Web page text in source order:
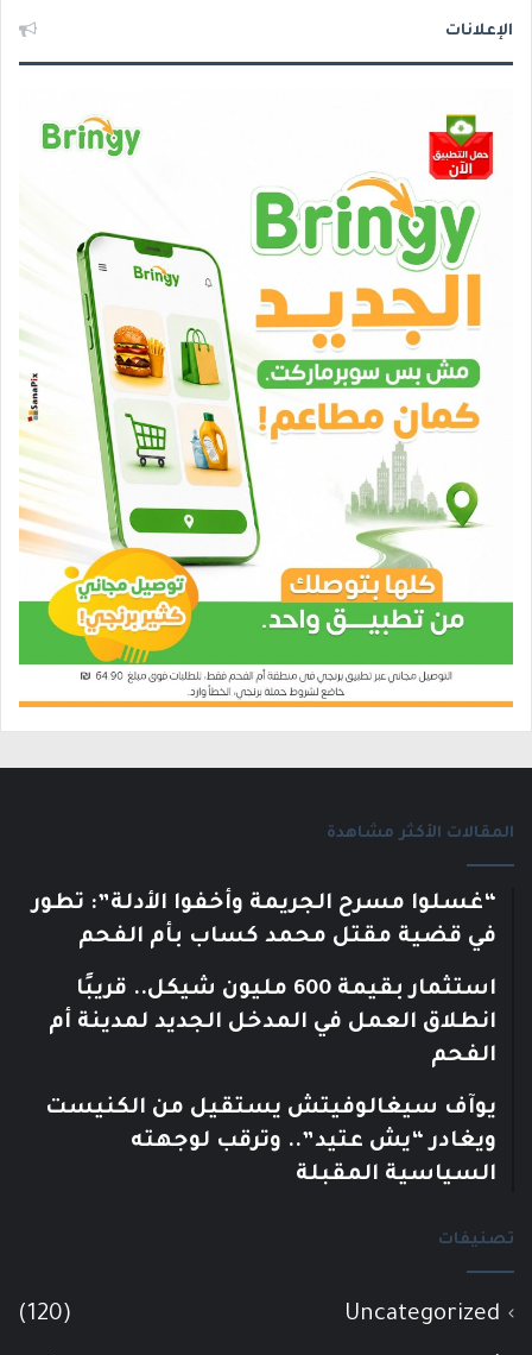
الإعلانات
المقالات الأكثر مشاهدة
“غسلوا مسرح الجريمة وأخفوا الأدلة”: تطور
في قضية مقتل محمد كساب بأم الفحم
استثمار بقيمة 600 مليون شيكل.. قريبًا
انطلاق العمل في المدخل الجديد لمدينة أم
الفحم
يوآف سيغالوفيتش يستقيل من الكنيست
ويغادر “يش عتيد”.. وترقب لوجهته
السياسية المقبلة
تصنيفات
Uncategorized
(120)